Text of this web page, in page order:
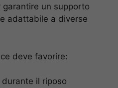
un supporto
adattabile a diverse
deve favorire:
il riposo